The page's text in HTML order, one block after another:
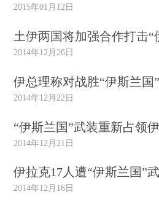
2015年01月12日
土伊两国将加强合作打击“
2014年12月26日
伊总理称对战胜“伊斯兰国
2014年12月22日
“伊斯兰国”武装重新占领
2014年12月21日
伊拉克17人遭“伊斯兰国”
2014年12月16日